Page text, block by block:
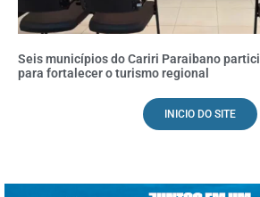
Seis municípios do Cariri Paraibano
para fortalecer o turismo regional
INICIO DO SITE